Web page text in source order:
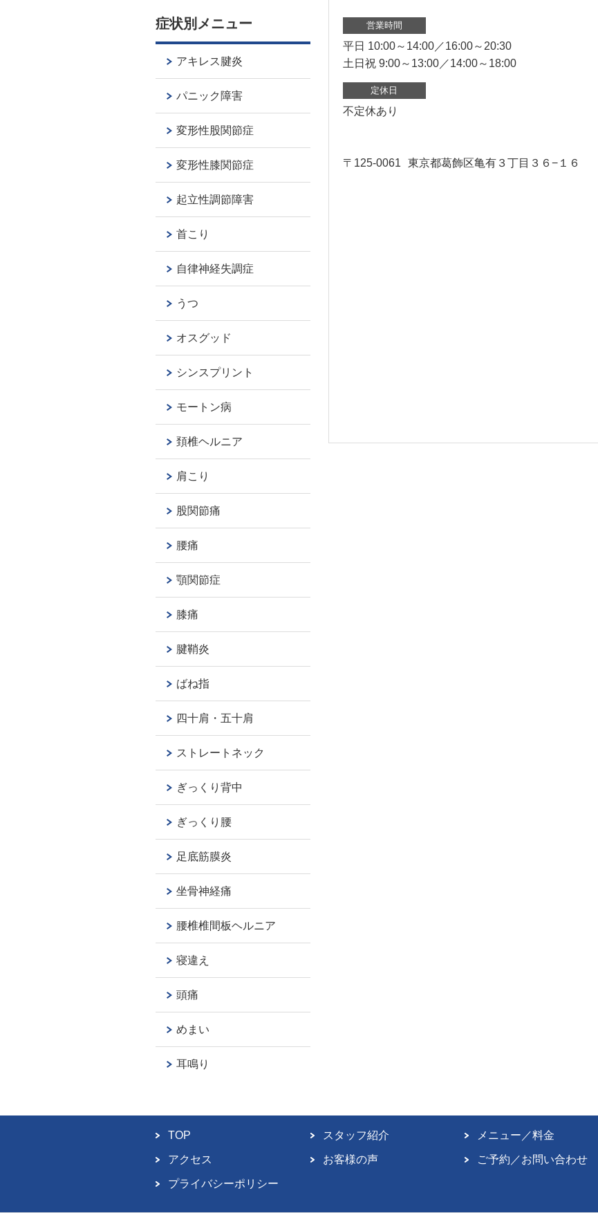
営業時間
平日 10:00～14:00／16:00～20:30
土日祝 9:00～13:00／14:00～18:00
定休日
不定休あり
〒125-0061 東京都葛飾区亀有３丁目３６−１６
症状別メニュー
アキレス腱炎
パニック障害
変形性股関節症
変形性膝関節症
起立性調節障害
首こり
自律神経失調症
うつ
オスグッド
シンスプリント
モートン病
頚椎ヘルニア
肩こり
股関節痛
腰痛
顎関節症
膝痛
腱鞘炎
ばね指
四十肩・五十肩
ストレートネック
ぎっくり背中
ぎっくり腰
足底筋膜炎
坐骨神経痛
腰椎椎間板ヘルニア
寝違え
頭痛
めまい
耳鳴り
TOP スタッフ紹介 メニュー／料金
アクセス お客様の声 ご予約／お問い合わせ
プライバシーポリシー